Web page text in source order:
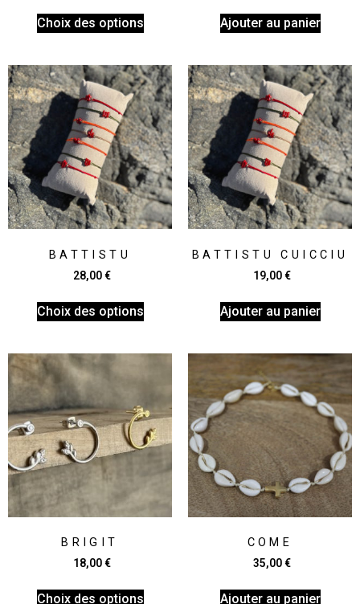
Choix des options Ajouter au panier
BATTISTU
28,00€
Choix des options
BATTISTU CUICCIU
19,00€
Ajouter au panier
BRIGIT
18,00€
Choix des options
COME
35,00€
Ajouter au panier